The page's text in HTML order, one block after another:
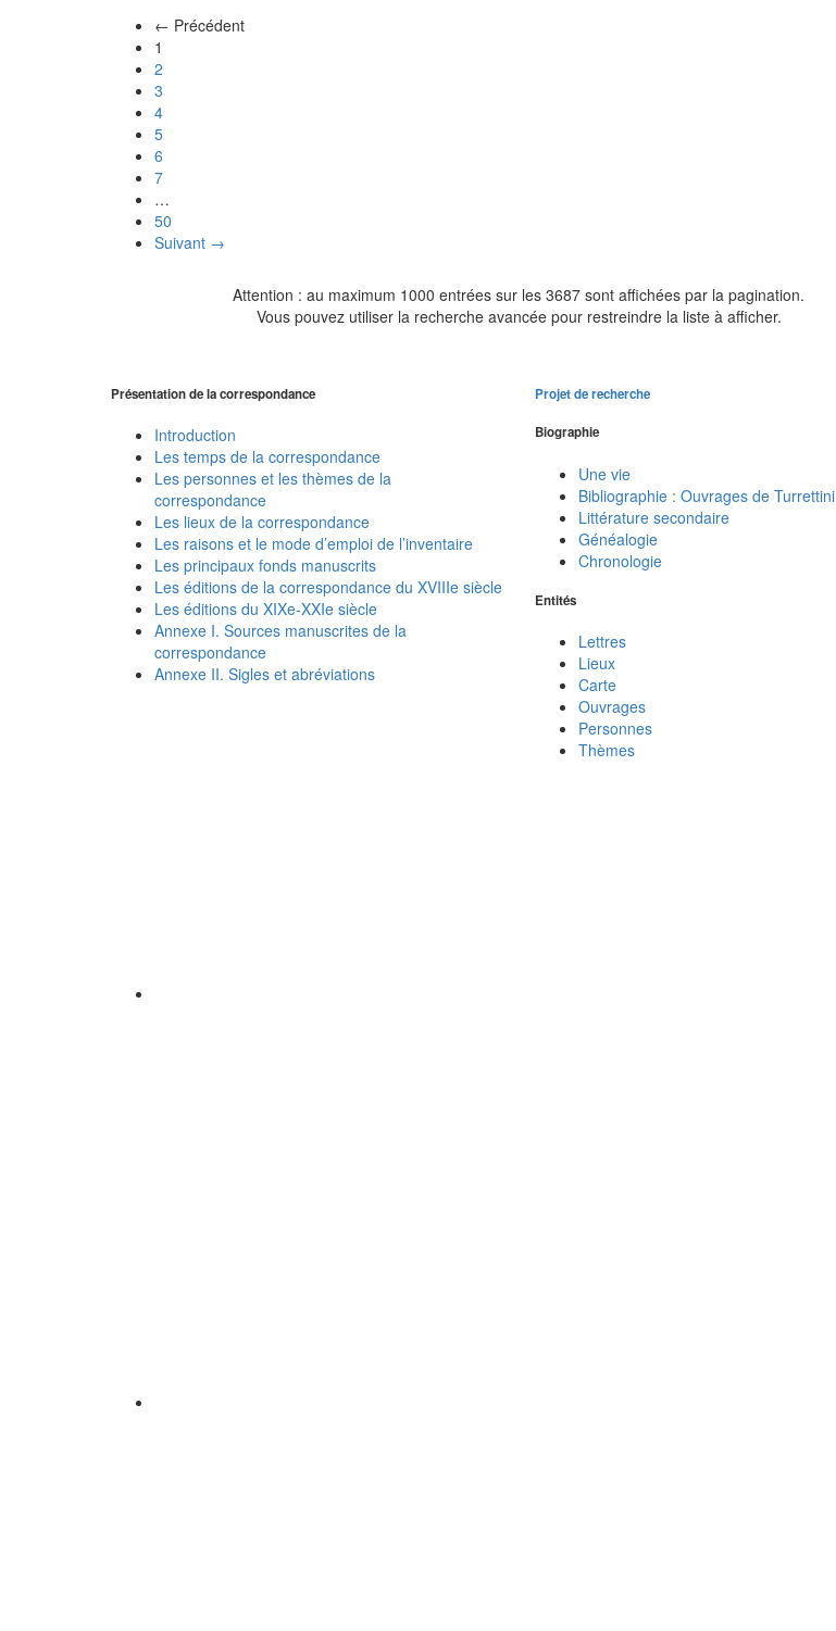
← Précédent
1
2
3
4
5
6
7
…
50
Suivant →
Attention : au maximum 1000 entrées sur les 3687 sont affichées par la pagination.
Vous pouvez utiliser la recherche avancée pour restreindre la liste à afficher.
Présentation de la correspondance
Introduction
Les temps de la correspondance
Les personnes et les thèmes de la
correspondance
Les lieux de la correspondance
Les raisons et le mode d’emploi de l’inventaire
Les principaux fonds manuscrits
Les éditions de la correspondance du XVIIIe siècle
Les éditions du XIXe-XXIe siècle
Annexe I. Sources manuscrites de la
correspondance
Annexe II. Sigles et abréviations
Projet de recherche
Biographie
Une vie
Bibliographie : Ouvrages de Turrettini
Littérature secondaire
Généalogie
Chronologie
Entités
Lettres
Lieux
Carte
Ouvrages
Personnes
Thèmes